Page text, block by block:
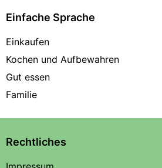
Einfache Sprache
Einkaufen
Kochen und Aufbewahren
Gut essen
Familie
Rechtliches